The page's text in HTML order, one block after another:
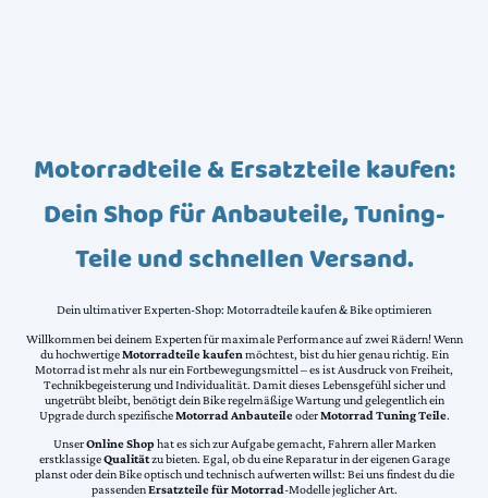
Motorradteile & Ersatzteile kaufen:
Dein Shop für Anbauteile, Tuning-
Teile und schnellen Versand.
Dein ultimativer Experten-Shop: Motorradteile kaufen & Bike optimieren
Willkommen bei deinem Experten für maximale Performance auf zwei Rädern! Wenn
du hochwertigeMotorradteile kaufen möchtest, bist du hier genau richtig. Ein
Motorrad ist mehr als nur ein Fortbewegungsmittel – es ist Ausdruck von Freiheit,
Technikbegeisterung und Individualität. Damit dieses Lebensgefühl sicher und
ungetrübt bleibt, benötigt dein Bike regelmäßige Wartung und gelegentlich ein
Upgrade durch spezifischeMotorrad AnbauteileoderMotorrad Tuning Teile.
UnserOnline Shophat es sich zur Aufgabe gemacht, Fahrern aller Marken
erstklassigeQualitätzu bieten. Egal, ob du eine Reparatur in der eigenen Garage
planst oder dein Bike optisch und technisch aufwerten willst: Bei uns findest du die
passendenErsatzteile für Motorrad-Modelle jeglicher Art.